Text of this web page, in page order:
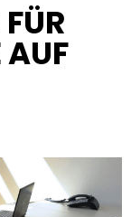
AUF